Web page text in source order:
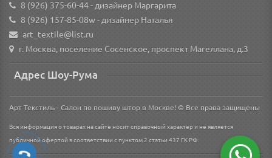
8 (926) 375-60-44- дизайнер Маргарита
8 (926) 157-85-08w- дизайнер Наталья
art_textile@list.ru
г. Москва, поселение Сосенское, проспект Магеллана, д.3
Адрес Шоу-Рума
Арт Текстиль - Салон по пошиву штор в Москве! © Все права защищены
Вся информация о товарах на сайте носит справочный характер и не является
публичной офертой в соответствии с пунктом 2 статьи 437 ГК РФ.